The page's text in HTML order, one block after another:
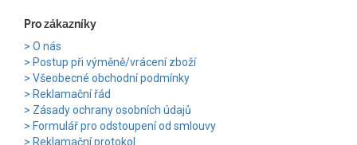
Pro zákazníky
O nás
Postup při výměně/vrácení zboží
Všeobecné obchodní podmínky
Reklamační řád
Zásady ochrany osobních údajů
Formulář pro odstoupení od smlouvy
Reklamační protokol